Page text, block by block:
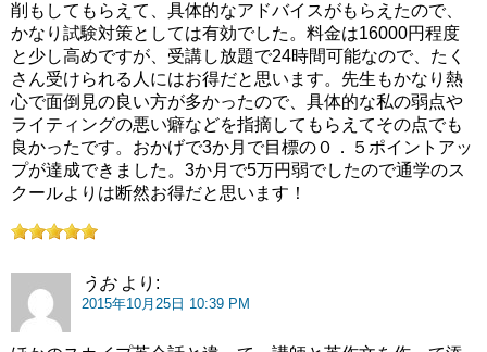
削もしてもらえて、具体的なアドバイスがもらえたので、
かなり試験対策としては有効でした。料金は16000円程度
と少し高めですが、受講し放題で24時間可能なので、たく
さん受けられる人にはお得だと思います。先生もかなり熱
心で面倒見の良い方が多かったので、具体的な私の弱点や
ライティングの悪い癖などを指摘してもらえてその点でも
良かったです。おかげで3か月で目標の０．５ポイントアッ
プが達成できました。3か月で5万円弱でしたので通学のス
クールよりは断然お得だと思います！
うお より:
2015年10月25日 10:39 PM